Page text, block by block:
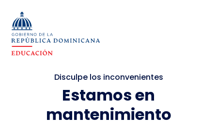
Disculpe los inconvenientes
Estamos en
mantenimiento